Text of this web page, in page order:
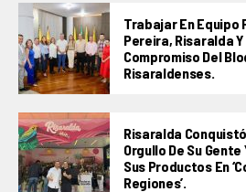
Trabajar En Equipo
Pereira, Risaralda
Compromiso Del
Risaraldenses.
Risaralda
Orgullo De Su
Sus Productos En
Regiones’.